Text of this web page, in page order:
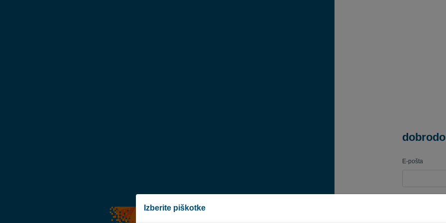
Izberite piškotke
E-pošta